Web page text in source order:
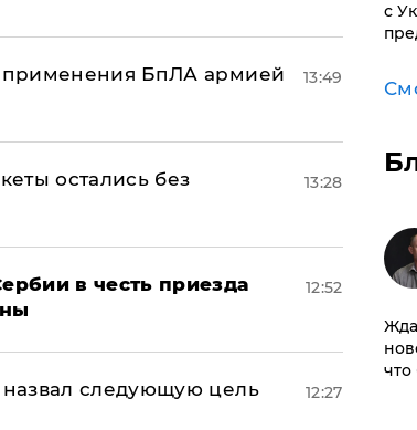
применения БпЛА армией
13:49
остались без
13:28
в честь приезда
12:52
следующую цель
12:27
с
что